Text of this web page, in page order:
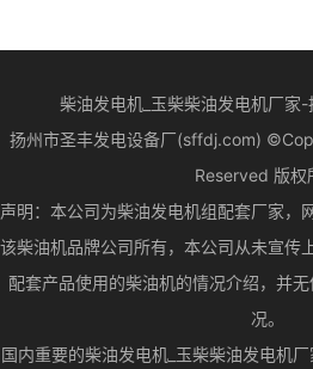
柴油发电机_玉柴柴油发电机厂家
扬州市圣丰发电设备厂(sffdj.com)
Reserved 版权
声明：本公司为柴油发电机组配套厂家，
该柴油机品牌公司所有，本公司从未宣传
配套产品使用的柴油机的情况介绍，并
况。
国内重要的柴油发电机_玉柴柴油发电机